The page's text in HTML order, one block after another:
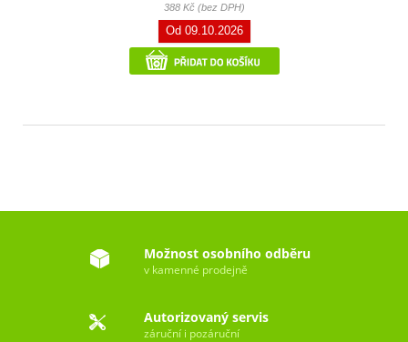
388 Kč (bez DPH)
Od 09.10.2026
Možnost osobního odběru
v kamenné prodejně
Autorizovaný servis
záruční i pozáruční